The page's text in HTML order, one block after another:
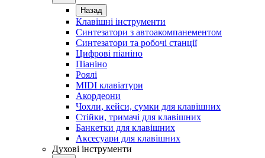
Назад
Клавішні інструменти
Синтезатори з автоакомпанементом
Синтезатори та робочі станції
Цифрові піаніно
Піаніно
Роялі
MIDI клавіатури
Акордеони
Чохли, кейси, сумки для клавішних
Стійки, тримачі для клавішних
Банкетки для клавішних
Аксесуари для клавішних
Духові інструменти